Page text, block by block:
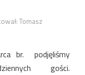
Tomasz
br. podjęliśmy
gości.